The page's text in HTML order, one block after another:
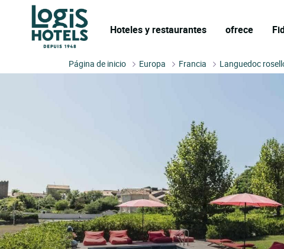
Hoteles y restaurantes ofrece
Página de inicio Europa Francia Languedoc